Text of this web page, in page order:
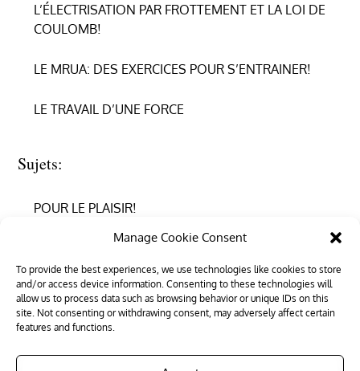
Manage Cookie Consent
To provide the best experiences, we use technologies like cookies to store
and/or access device information. Consenting to these technologies will
allow us to process data such as browsing behavior or unique IDs on this
site. Not consenting or withdrawing consent, may adversely affect certain
features and functions.
L’ÉLECTRISATION PAR FROTTEMENT ET LA LOI DE
COULOMB!
LE MRUA: DES EXERCICES POUR S’ENTRAINER!
LE TRAVAIL D’UNE FORCE
Sujets:
POUR LE PLAISIR!
REPRENDRE CONFIANCE
RÉUSSIR EN PHYSIQUE
RÉUSSIR SON ENTRÉE DANS LE SUPÉRIEUR